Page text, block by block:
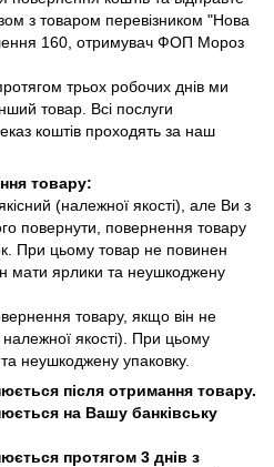
з товаром перевізником "Нова
160, отримувач ФОП Мороз
трьох робочих днів ми
товар. Всі послуги
коштів проходять за наш
товару:
(належної якості), але Ви з
повернути, повернення товару
При цьому товар не повинен
мати ярлики та неушкоджену
товару, якщо він не
якості). При цьому
неушкоджену упаковку.
після отримання товару.
на Вашу банківську
протягом 3 днів з